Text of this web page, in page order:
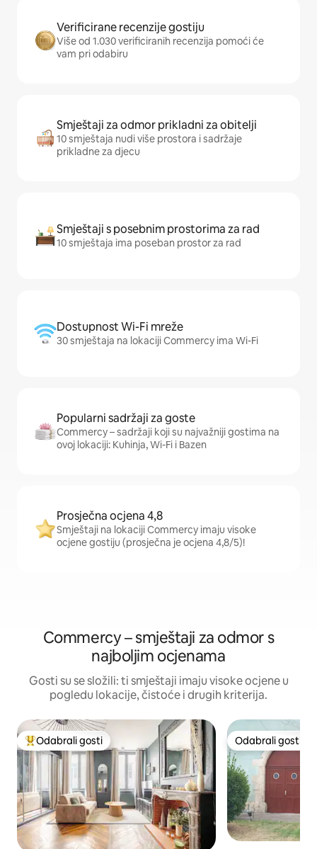
Verificirane recenzije gostiju
Više od 1.030 verificiranih recenzija pomoći će
vam pri odabiru
Smještaji za odmor prikladni za obitelji
10 smještaja nudi više prostora i sadržaje
prikladne za djecu
Smještaji s posebnim prostorima za rad
10 smještaja ima poseban prostor za rad
Dostupnost Wi-Fi mreže
30 smještaja na lokaciji Commercy ima Wi-Fi
Popularni sadržaji za goste
Commercy – sadržaji koji su najvažniji gostima na
ovoj lokaciji: Kuhinja, Wi-Fi i Bazen
Prosječna ocjena 4,8
Smještaji na lokaciji Commercy imaju visoke
ocjene gostiju (prosječna je ocjena 4,8/5)!
Commercy – smještaji za odmor s
najboljim ocjenama
Gosti su se složili: ti smještaji imaju visoke ocjene u
pogledu lokacije, čistoće i drugih kriterija.
Među najviše rangiranima s oznakom „Odabrali gosti”
Odabrali gosti Odabrali gosti
Odabrali gosti